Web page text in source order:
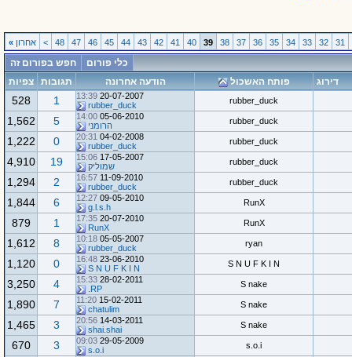
31
32
33
34
35
36
37
38
39
40
41
42
43
44
45
46
47
48
> אחרון »
כלי פורום
חפש בפורום זה
דירוג
פותח האשכול הודעה אחרונה תגובות צפיות
rubber_duck
20-07-2007
13:39
rubber_duck
1
528
rubber_duck
05-06-2010
14:00
הרומני
5
1,562
rubber_duck
04-02-2008
20:31
rubber_duck
0
1,222
rubber_duck
17-05-2007
15:06
שמוליק
19
4,910
rubber_duck
11-09-2010
16:57
rubber_duck
2
1,294
RunX
09-05-2010
12:27
g.l.s.h
6
1,844
RunX
20-07-2010
17:35
RunX
1
879
ryan
05-05-2007
10:18
rubber_duck
8
1,612
S N U F K I N
23-06-2010
16:48
S N U F K I N
0
1,120
S nake
28-02-2011
15:33
RP.
4
3,250
S nake
15-02-2011
11:20
chatulim
7
1,890
S nake
14-03-2011
20:56
shai.shai
3
1,465
s.o.i
29-05-2009
09:03
s.o.i
3
670